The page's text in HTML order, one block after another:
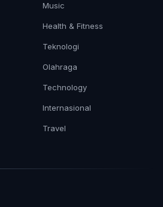
Music
Health & Fitness
Teknologi
Olahraga
Technology
Internasional
Travel